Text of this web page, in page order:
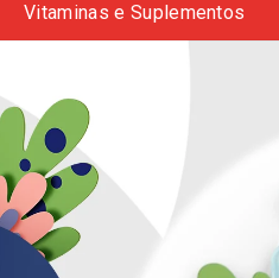
Vitaminas e Suplementos